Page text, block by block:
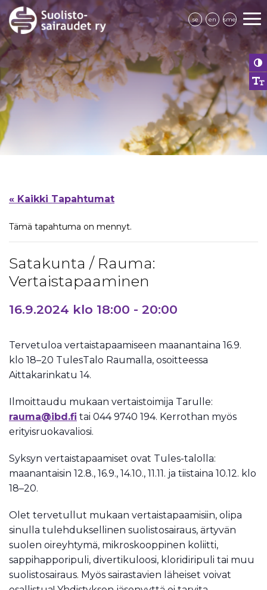
se en sme
« Kaikki Tapahtumat
Tämä tapahtuma on mennyt.
Satakunta / Rauma:
Vertaistapaaminen
16.9.2024 klo 18:00 - 20:00
Tervetuloa vertaistapaamiseen maanantaina 16.9.
klo 18–20 TulesTalo Raumalla, osoitteessa
Aittakarinkatu 14.
Ilmoittaudu mukaan vertaistoimija Tarulle:
rauma@ibd.fi tai 044 9740 194. Kerrothan myös
erityisruokavaliosi.
Syksyn vertaistapaamiset ovat Tules-talolla:
maanantaisin 12.8., 16.9., 14.10., 11.11. ja tiistaina 10.12. klo
18–20.
Olet tervetullut mukaan vertaistapaamisiin, olipa
sinulla tulehduksellinen suolistosairaus, ärtyvän
suolen oireyhtymä, mikroskooppinen koliitti,
sappihapporipuli, divertikuloosi, kloridiripuli tai muu
suolistosairaus. Myös sairastavien läheiset voivat